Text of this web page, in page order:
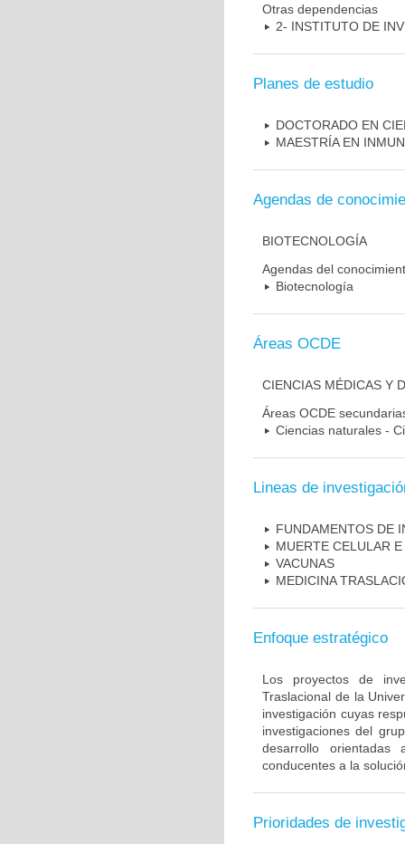
Otras dependencias
2- INSTITUTO DE
Planes de estudio
DOCTORADO EN
MAESTRÍA EN
Agendas de
BIOTECNOLOGÍA
Agendas del
Biotecnología
Áreas OCDE
CIENCIAS MÉDICAS Y
Áreas OCDE
Ciencias naturales -
Lineas de
FUNDAMENTOS DE
MUERTE CELULAR
VACUNAS
MEDICINA
Enfoque estratégico
Los proyectos de
Traslacional de la
investigación cuyas
investigaciones del
desarrollo
conducentes a la
Prioridades de